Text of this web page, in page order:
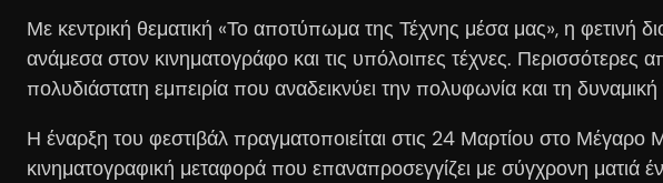
Με κεντρική θεματική «Το αποτύπωμα της Τέχνης μέσα μας», η φετινή
ανάμεσα στον κινηματογράφο και τις υπόλοιπες τέχνες.
πολυδιάστατη εμπειρία που αναδεικνύει την πολυφωνία και τη
Η έναρξη του φεστιβάλ πραγματοποιείται στις 24 Μαρτίου στο
κινηματογραφική μεταφορά που επαναπροσεγγίζει με σύγχρονη ματιά